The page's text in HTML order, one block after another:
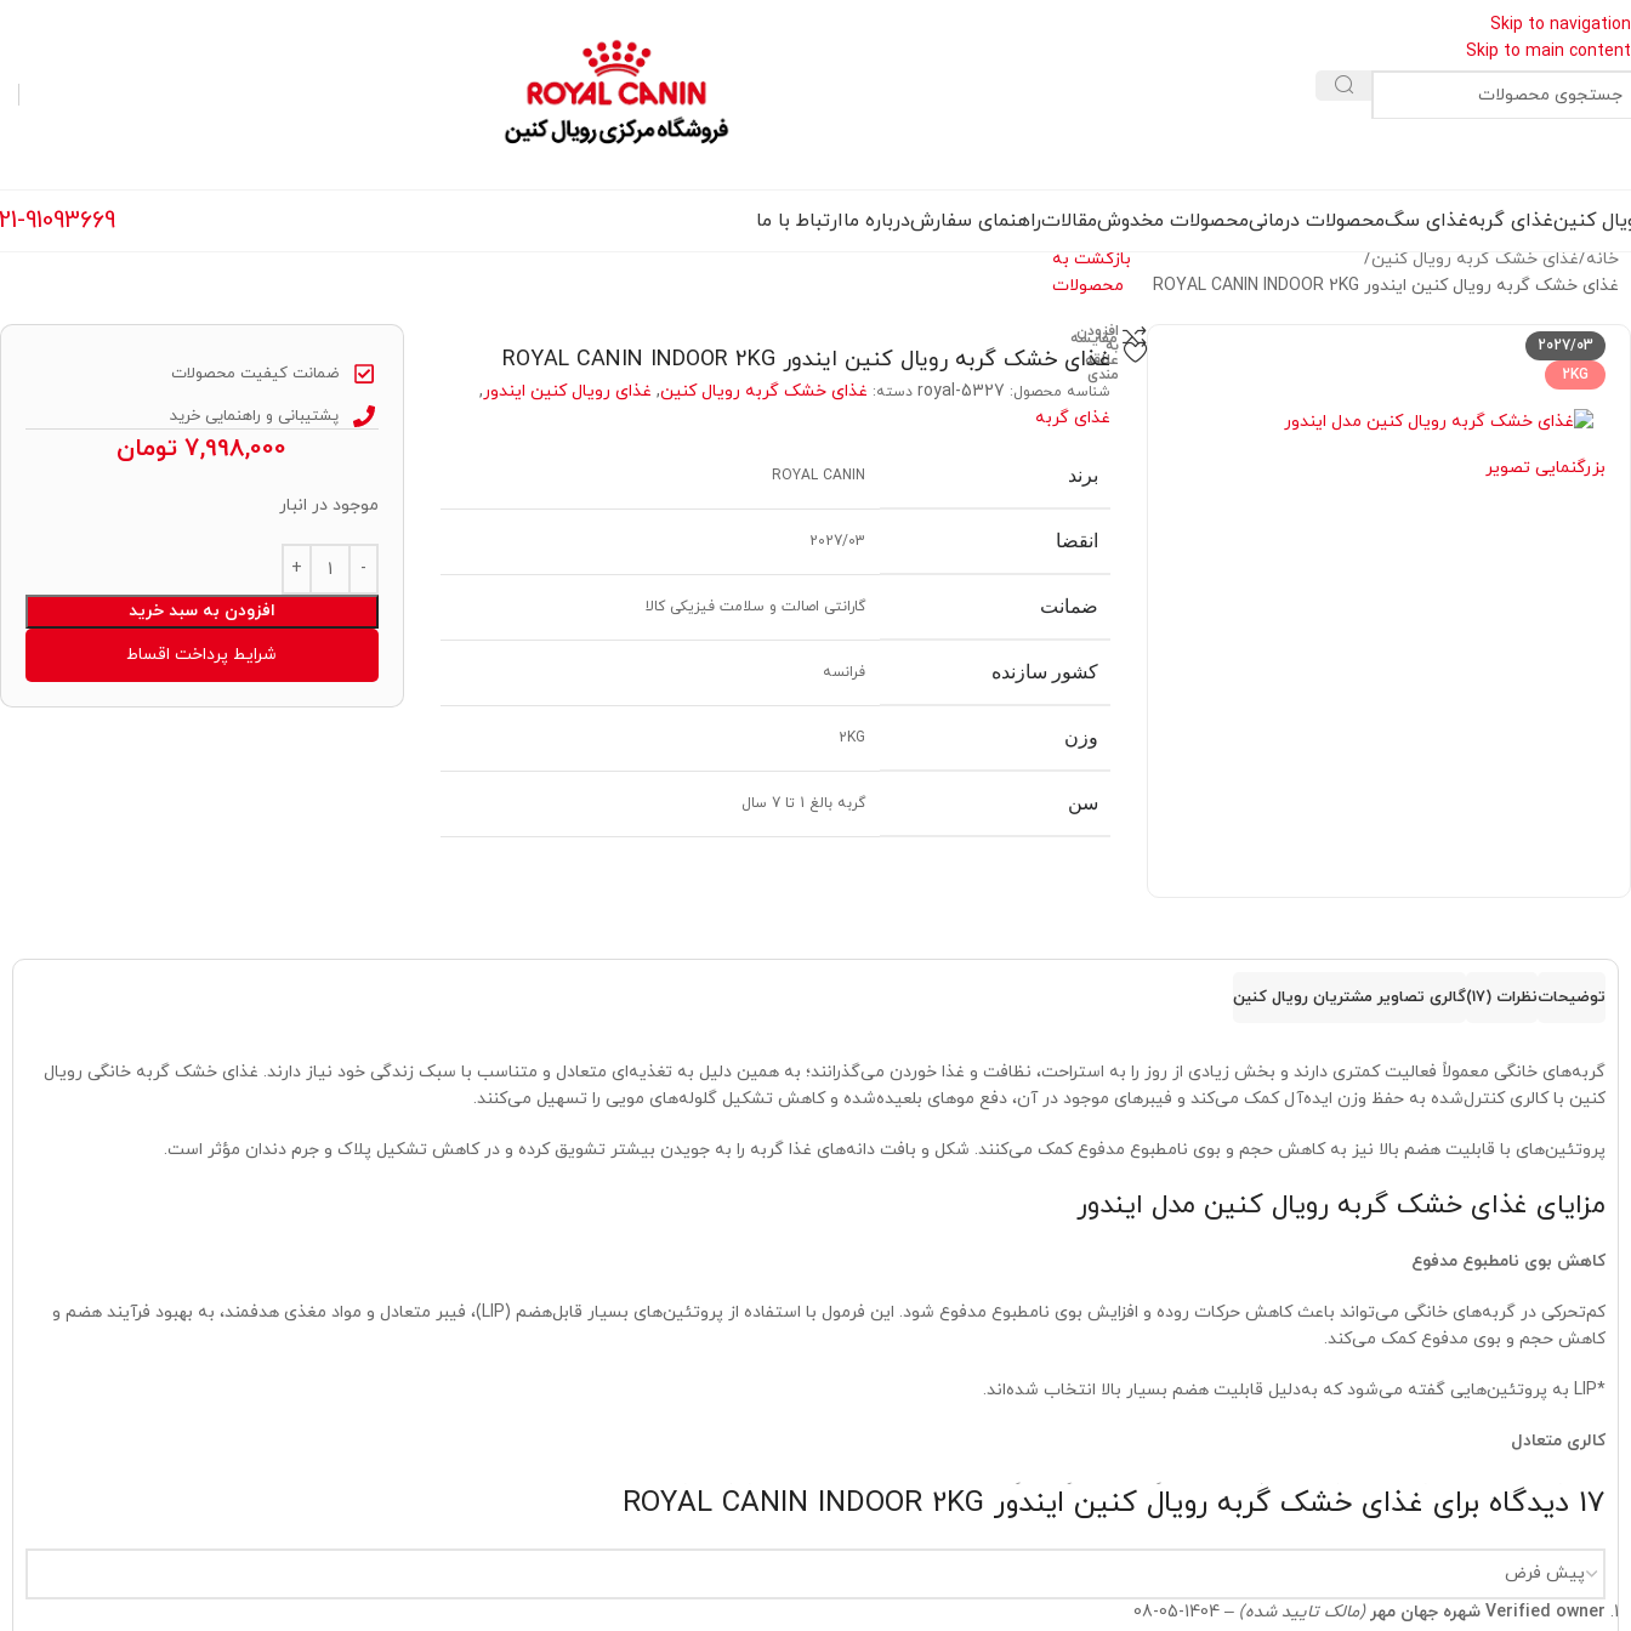
Skip to navigation
Skip to main content
کنینغذای گربهغذای سگمحصولات درمانیمحصولات مخدوشمقالاتراهنمای سفارشدرباره ماارتباط با ما 91093669
خانه غذای خشک گربه رویال کنین
غذای خشک گربه رویال کنین ایندور ROYAL CANIN INDOOR 2KG
بازگشت به
محصولات
2027/03
2KG
بزرگنمایی تصویر
مقایسه
افزودن
به
علاقه
مندی
غذای خشک گربه رویال کنین ایندور ROYAL CANIN INDOOR 2KG
شناسه محصول: royal-5327 دسته: غذای خشک گربه رویال کنین, غذای رویال کنین ایندور,
غذای گربه
برند ROYAL CANIN
انقضا 2027/03
ضمانت گارانتی اصالت و سلامت فیزیکی کالا
کشور سازنده فرانسه
وزن 2KG
سن گربه بالغ 1 تا 7 سال
ضمانت کیفیت محصولات
پشتیبانی و راهنمایی خرید
7,998,000 تومان
موجود در انبار
افزودن به سبد خرید
Alternative:
شرایط پرداخت اقساط
توضیحاتنظرات (17) گالری تصاویر مشتریان رویال کنین
گربه‌های خانگی معمولاً فعالیت کمتری دارند و بخش زیادی از روز را به استراحت، نظافت و غذا خوردن می‌گذرانند؛ به همین دلیل به تغذیه‌ای متعادل و متناسب با سبک زندگی خود نیاز دارند. غذای خشک گربه خانگی رویال
کنین با کالری کنترل‌شده به حفظ وزن ایده‌آل کمک می‌کند و فیبرهای موجود در آن، دفع موهای بلعیده‌شده و کاهش تشکیل گلوله‌های مویی را تسهیل می‌کنند.
پروتئین‌های با قابلیت هضم بالا نیز به کاهش حجم و بوی نامطبوع مدفوع کمک می‌کنند. شکل و بافت دانه‌های غذا گربه را به جویدن بیشتر تشویق کرده و در کاهش تشکیل پلاک و جرم دندان مؤثر است.
مزایای غذای خشک گربه رویال کنین مدل ایندور
کاهش بوی نامطبوع مدفوع
کم‌تحرکی در گربه‌های خانگی می‌تواند باعث کاهش حرکات روده و افزایش بوی نامطبوع مدفوع شود. این فرمول با استفاده از پروتئین‌های بسیار قابل‌هضم (LIP)، فیبر متعادل و مواد مغذی هدفمند، به بهبود فرآیند هضم و
کاهش حجم و بوی مدفوع کمک می‌کند.
*LIP به پروتئین‌هایی گفته می‌شود که به‌دلیل قابلیت هضم بسیار بالا انتخاب شده‌اند.
کالری متعادل
میزان کنترل‌شده چربی و کالری این غذا با سطح فعالیت پایین گربه‌های خانگی سازگار است و به حفظ وزن مناسب آن‌ها کمک می‌کند.
کمک به کنترل گلوله‌های مویی
ترکیبی از فیبرهای مختلف به بهبود حرکات روده کمک کرده و دفع طبیعی موهایی را که گربه هنگام نظافت روزانه می‌بلعد، آسان‌تر می‌کند.
17 دیدگاه برای غذای خشک گربه رویال کنین ایندور ROYAL CANIN INDOOR 2KG
Verified owner شهره جهان مهر(مالک تایید شده) –
1404-05-08